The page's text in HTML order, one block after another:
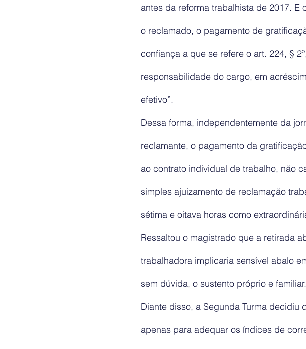
antes da reforma trabalhista de 2017. E
o reclamado, o pagamento de
confiança a que se refere o art. 224, §
responsabilidade do cargo, em
efetivo”.
Dessa forma, independentemente da
reclamante, o pagamento da
ao contrato individual de trabalho, não
simples ajuizamento de reclamação
sétima e oitava horas como
Ressaltou o magistrado que a retirada
trabalhadora implicaria sensível abalo
sem dúvida, o sustento próprio e familiar.
Diante disso, a Segunda Turma
apenas para adequar os índices de